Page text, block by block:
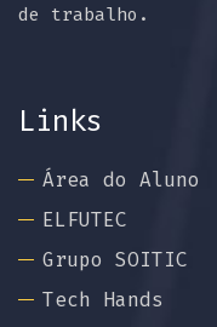
de trabalho.
Links
Área do Aluno
ELFUTEC
Grupo SOITIC
Tech Hands